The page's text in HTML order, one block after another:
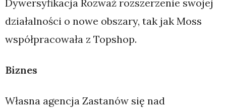
Dywersyfikacja Rozważ rozszerzenie swojej
działalności o nowe obszary, tak jak Moss
współpracowała z Topshop.
Biznes
Własna agencja Zastanów się nad